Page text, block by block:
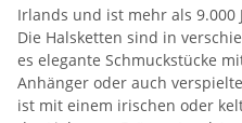
Irlands und ist mehr als 9.000
Die Halsketten sind in
es elegante Schmuckstücke
Anhänger oder auch
ist mit einem irischen oder